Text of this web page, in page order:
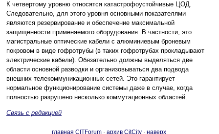
К четвертому уровню относятся катастрофоустойчивые ЦОД.
Следовательно, для этого уровня основными показателями
являются резервирование и обеспечение максимальной
защищенности применяемого оборудования. В частности, это
магистральные оптические кабели с алюминиевым броневым
покровом в виде гофротрубы (в таких гофротрубах прокладывают
электрические кабели). Обязательно должны выделяться две
области основной разводки и организовываться два подвода
внешних телекоммуникационных сетей. Это гарантирует
нормальное функционирование системы даже в случае, когда
полностью разрушено несколько коммутационных областей.
Связь с редакцией
главная CITForum · архив CitCity · наверх